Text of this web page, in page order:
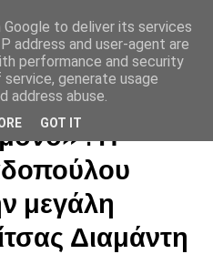
: H
μεγάλη
Διαμάντη
to deliver its services
address and user-agent are
performance and security
generate usage
address abuse.
GOT IT